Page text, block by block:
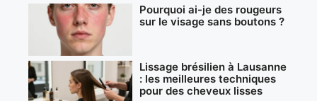
Pourquoi ai-je des rougeurs
sur le visage sans boutons ?
Lissage brésilien à Lausanne
: les meilleures techniques
pour des cheveux lisses